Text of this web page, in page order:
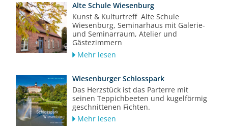
Alte Schule Wiesenburg
Kunst & Kulturtreff Alte Schule
Wiesenburg, Seminarhaus mit Galerie-
und Seminarraum, Atelier und
Gästezimmern
Mehr lesen
Wiesenburger Schlosspark
Das Herzstück ist das Parterre mit
seinen Teppichbeeten und kugelförmig
geschnittenen Fichten.
Mehr lesen